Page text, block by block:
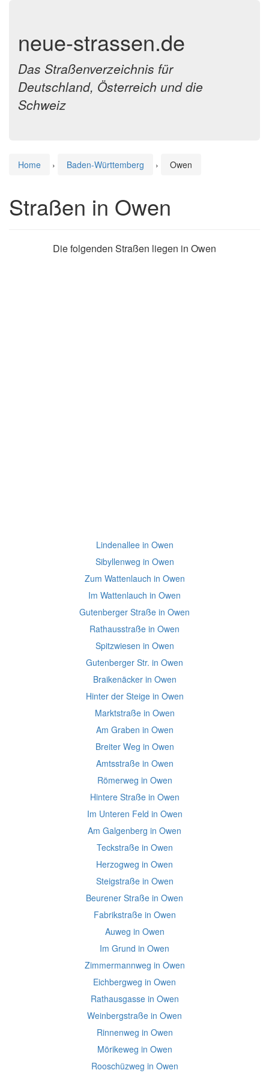
neue-strassen.de
Das Straßenverzeichnis für
Deutschland, Österreich und die
Schweiz
Home › Baden-Württemberg › Owen
Straßen in Owen
Die folgenden Straßen liegen in Owen
Lindenallee in Owen
Sibyllenweg in Owen
Zum Wattenlauch in Owen
Im Wattenlauch in Owen
Gutenberger Straße in Owen
Rathausstraße in Owen
Spitzwiesen in Owen
Gutenberger Str. in Owen
Braikenäcker in Owen
Hinter der Steige in Owen
Marktstraße in Owen
Am Graben in Owen
Breiter Weg in Owen
Amtsstraße in Owen
Römerweg in Owen
Hintere Straße in Owen
Im Unteren Feld in Owen
Am Galgenberg in Owen
Teckstraße in Owen
Herzogweg in Owen
Steigstraße in Owen
Beurener Straße in Owen
Fabrikstraße in Owen
Auweg in Owen
Im Grund in Owen
Zimmermannweg in Owen
Eichbergweg in Owen
Rathausgasse in Owen
Weinbergstraße in Owen
Rinnenweg in Owen
Mörikeweg in Owen
Rooschüzweg in Owen